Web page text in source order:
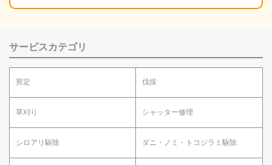
サービスカテゴリ
剪定 伐採
草刈り シャッター修理
シロアリ駆除 ダニ・ノミ・トコジラミ駆除